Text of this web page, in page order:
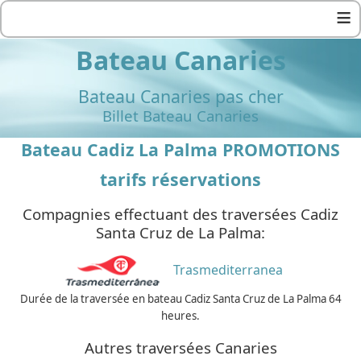
≡
Bateau Canaries
Bateau Canaries pas cher
Billet Bateau Canaries
Bateau Cadiz La Palma PROMOTIONS
tarifs réservations
Compagnies effectuant des traversées Cadiz
Santa Cruz de La Palma:
Trasmediterranea
Durée de la traversée en bateau Cadiz Santa Cruz de La Palma 64
heures.
Autres traversées Canaries